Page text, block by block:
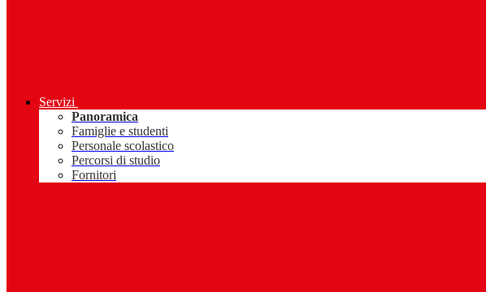
Servizi
Panoramica
Famiglie e studenti
Personale scolastico
Percorsi di studio
Fornitori